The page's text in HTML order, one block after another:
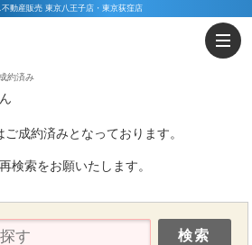
動産販売 東京八王子店・東京荻窪店
約済み
成約済みとなっております。
検索をお願いたします。